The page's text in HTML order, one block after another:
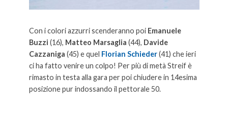
Con i colori azzurri scenderanno poi Emanuele
Buzzi (16), Matteo Marsaglia (44), Davide
Cazzaniga (45) e quel Florian Schieder (41) che ieri
ci ha fatto venire un colpo! Per più di metà Streif è
rimasto in testa alla gara per poi chiudere in 14esima
posizione pur indossando il pettorale 50.